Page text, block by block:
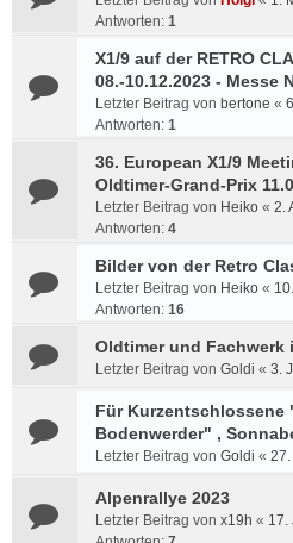
Antworten: 1
X1/9 auf der RETRO
08.-10.12.2023 - Messe
Letzter Beitrag von bertone «
Antworten: 1
36. European X1/9
Oldtimer-Grand-Prix
Letzter Beitrag von Heiko « 2.
Antworten: 4
Bilder von der Retro
Letzter Beitrag von Heiko «
Antworten: 16
Oldtimer und Fachwerk
Letzter Beitrag von Goldi « 3.
Für Kurzentschlossene
Bodenwerder" ,
Letzter Beitrag von Goldi «
Alpenrallye 2023
Letzter Beitrag von x19h « 17.